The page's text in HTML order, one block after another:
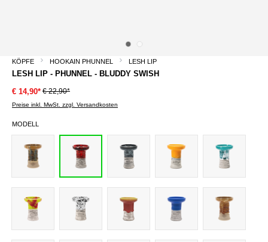
KÖPFE HOOKAIN PHUNNEL LESH LIP
LESH LIP - PHUNNEL - BLUDDY SWISH
€ 14,90* € 22,90*
Preise inkl. MwSt. zzgl. Versandkosten
MODELL